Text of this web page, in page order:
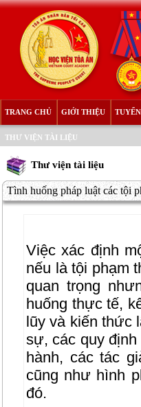
TRANG CHỦ GIỚI THIỆU
THƯ VIỆN TÀI LIỆU
Thư viện tài liệu
Tình huống pháp luật các tội
Việc xác định
nếu là tội phạm
quan trọng
huống thực tế,
lũy và kiến thức
sự, các quy
hành, các tác
cũng như hình
đó.